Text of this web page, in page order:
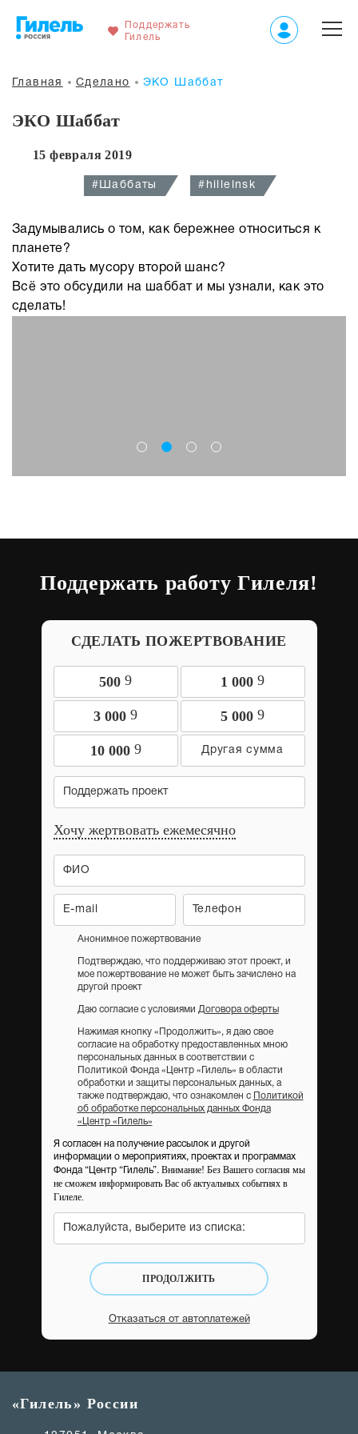
Поддержать
Гилель
Главная Сделано ЭКО Шаббат
ЭКО Шаббат
15 февраля 2019
#Шаббаты #hillelnsk
Задумывались о том, как бережнее относиться к
планете?
Хотите дать мусору второй шанс?
Всё это обсудили на шаббат и мы узнали, как это
сделать!
Поддержать работу Гилеля!
СДЕЛАТЬ ПОЖЕРТВОВАНИЕ
500 9 1 000 9
3 000 9 5 000 9
10 000 9
Поддержать проект
Хочу жертвовать ежемесячно
Анонимное пожертвование
Подтверждаю, что поддерживаю этот проект, и
мое пожертвование не может быть зачислено на
другой проект
Даю согласие с условиями Договора оферты
Нажимая кнопку «Продолжить», я даю свое
согласие на обработку предоставленных мною
персональных данных в соответствии с
Политикой Фонда «Центр «Гилель» в области
обработки и защиты персональных данных, а
также подтверждаю, что ознакомлен с
Политикой
об обработке персональных данных Фонда
«Центр «Гилель»
Я согласен на получение рассылок и другой
информации о мероприятиях, проектах и программах
Фонда “Центр “Гилель”. Внимание! Без Вашего согласия мы
не сможем информировать Вас об актуальных событиях в
Гилеле.
Пожалуйста, выберите из списка:
ПРОДОЛЖИТЬ
Отказаться от автоплатежей
«Гилель» России